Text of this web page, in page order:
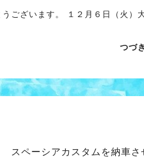
ございます。 １２月６日（火）
つづ
スペーシアカスタムを納車さ